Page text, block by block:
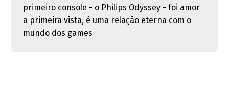
primeiro console - o Philips Odyssey - foi amor
a primeira vista, é uma relação eterna com o
mundo dos games